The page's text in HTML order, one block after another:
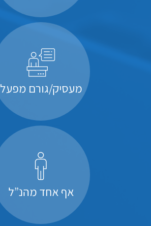
מעסיק/גורם מפעל
אף אחד מהנ”ל